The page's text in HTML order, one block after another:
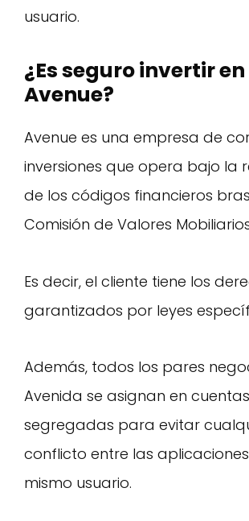
usuario.
¿Es seguro invertir en
Avenue?
Avenue es una empresa de
inversiones que opera bajo la
de los códigos financieros
Comisión de Valores
Es decir, el cliente tiene los
garantizados por leyes
Además, todos los pares
Avenida se asignan en cuentas
segregadas para evitar
conflicto entre las
mismo usuario.